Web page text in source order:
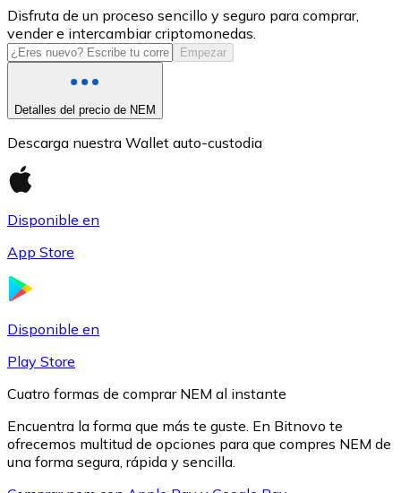
USD Coin
USDC
Disfruta de un proceso sencillo y seguro para comprar,
vender e intercambiar criptomonedas.
Empezar
Detalles del precio de NEM
Descarga nuestra Wallet auto-custodia
Disponible en
App Store
Disponible en
Play Store
Cuatro formas de comprar NEM al instante
Encuentra la forma que más te guste. En Bitnovo te
ofrecemos multitud de opciones para que compres NEM de
una forma segura, rápida y sencilla.